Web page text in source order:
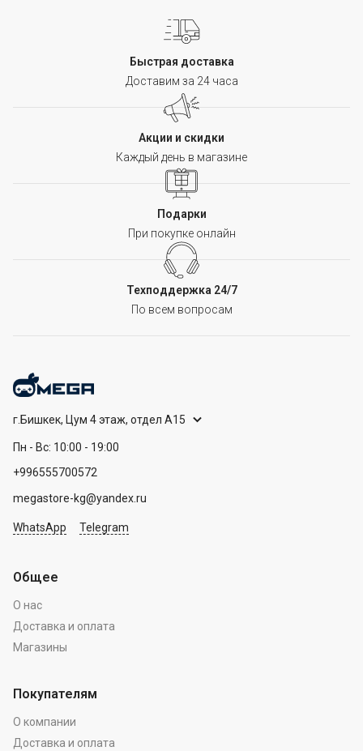
Быстрая доставка
Доставим за 24 часа
Акции и скидки
Каждый день в магазине
Подарки
При покупке онлайн
Техподдержка 24/7
По всем вопросам
г.Бишкек, Цум 4 этаж, отдел А15
Пн - Вс: 10:00 - 19:00
+996555700572
megastore-kg@yandex.ru
WhatsApp Telegram
Общее
О нас
Доставка и оплата
Магазины
Покупателям
О компании
Доставка и оплата